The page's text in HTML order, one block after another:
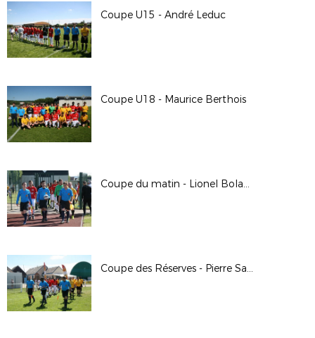
Coupe U15 - André Leduc
Coupe U18 - Maurice Berthois
Coupe du matin - Lionel Boland
Coupe des Réserves - Pierre Saïdani